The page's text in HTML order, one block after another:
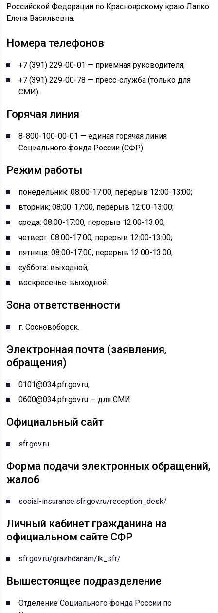
Российской Федерации по Красноярскому краю Лапко
Елена Васильевна.
Номера телефонов
+7 (391) 229-00-01 — приёмная руководителя;
+7 (391) 229-00-78 — пресс-служба (только для
СМИ).
Горячая линия
8-800-100-00-01 — единая горячая линия
Социального фонда России (СФР).
Режим работы
понедельник: 08:00-17:00, перерыв 12:00-13:00;
вторник: 08:00-17:00, перерыв 12:00-13:00;
среда: 08:00-17:00, перерыв 12:00-13:00;
четверг: 08:00-17:00, перерыв 12:00-13:00;
пятница: 08:00-17:00, перерыв 12:00-13:00;
суббота: выходной;
воскресенье: выходной.
Зона ответственности
г. Сосновоборск.
Электронная почта (заявления,
обращения)
0101@034.pfr.gov.ru;
0600@034.pfr.gov.ru — для СМИ.
Официальный сайт
sfr.gov.ru
Форма подачи электронных обращений,
жалоб
social-insurance.sfr.gov.ru/reception_desk/
Личный кабинет гражданина на
официальном сайте СФР
sfr.gov.ru/grazhdanam/lk_sfr/
Вышестоящее подразделение
Отделение Социального фонда России по